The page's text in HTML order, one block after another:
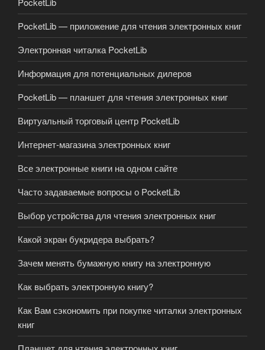
PocketLib — приложение для чтения электронных книг
Электронная читалка PocketLib
Информация для потенциальных дилеров
PocketLib — планшет для чтения электронных книг
Виртуальный торговый центр PocketLib
Интернет-магазина электронных книг
Все электронные книги на одном сайте
Часто задаваемые вопросы о PocketLib
Выбор устройства для чтения электронных книг
Какой экран букридера выбрать?
Зачем менять бумажную книгу на электронную
Как выбрать электронную книгу?
Как Вам сэкономить при покупке читалки электронных
книг